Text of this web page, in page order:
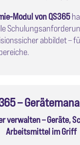
Modul von QS365
abbildet –
–
verwalten – Geräte,
Arbeitsmittel im Griff